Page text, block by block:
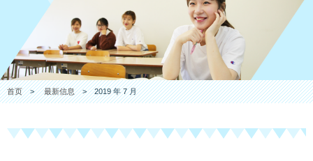
首页>最新信息> 2019 年 7 月